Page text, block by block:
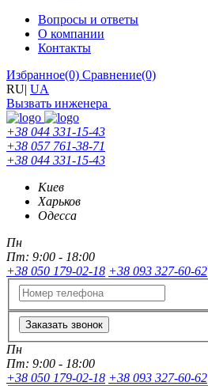
Вопросы и ответы
О компании
Контакты
Избранное(0) Сравнение(0)
RU| UA
Вызвать инженера
+38 044 331-15-43
+38 057 761-38-71
+38 044 331-15-43
Киев
Харьков
Одесса
Пн
Пт: 9:00 - 18:00
+38 050 179-02-18 +38 093 327-60-62
Заказать звонок
Пн
Пт: 9:00 - 18:00
+38 050 179-02-18 +38 093 327-60-62